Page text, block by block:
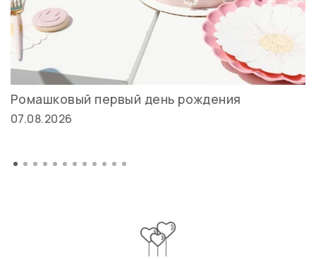
Ромашковый первый день рождения
07.08.2026